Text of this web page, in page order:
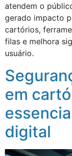
atendem o
gerado impacto
cartórios,
filas e melhora
usuário.
em
digital